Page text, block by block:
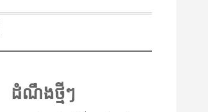
ដំណឹងថ្មីៗ